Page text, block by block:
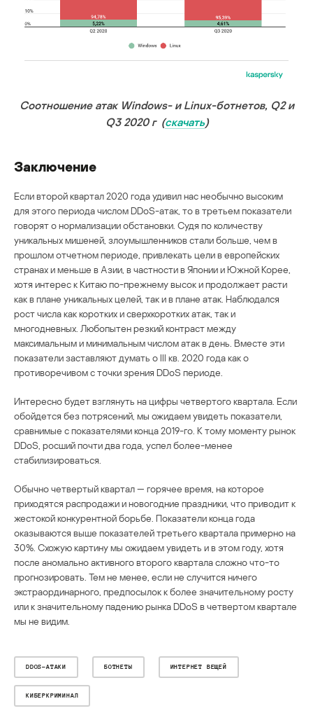
Соотношение атак Windows- и Linux-ботнетов, Q2 и
Q3 2020 г (скачать)
Заключение
Если второй квартал 2020 года удивил нас необычно высоким
для этого периода числом DDoS-атак, то в третьем показатели
говорят о нормализации обстановки. Судя по количеству
уникальных мишеней, злоумышленников стали больше, чем в
прошлом отчетном периоде, привлекать цели в европейских
странах и меньше в Азии, в частности в Японии и Южной Корее,
хотя интерес к Китаю по-прежнему высок и продолжает расти
как в плане уникальных целей, так и в плане атак. Наблюдался
рост числа как коротких и сверхкоротких атак, так и
многодневных. Любопытен резкий контраст между
максимальным и минимальным числом атак в день. Вместе эти
показатели заставляют думать о III кв. 2020 года как о
противоречивом с точки зрения DDoS периоде.
Интересно будет взглянуть на цифры четвертого квартала. Если
обойдется без потрясений, мы ожидаем увидеть показатели,
сравнимые с показателями конца 2019-го. К тому моменту рынок
DDoS, росший почти два года, успел более-менее
стабилизироваться.
Обычно четвертый квартал — горячее время, на которое
приходятся распродажи и новогодние праздники, что приводит к
жестокой конкурентной борьбе. Показатели конца года
оказываются выше показателей третьего квартала примерно на
30%. Схожую картину мы ожидаем увидеть и в этом году, хотя
после аномально активного второго квартала сложно что-то
прогнозировать. Тем не менее, если не случится ничего
экстраординарного, предпосылок к более значительному росту
или к значительному падению рынка DDoS в четвертом квартале
мы не видим.
DDOS-АТАКИ БОТНЕТЫ ИНТЕРНЕТ ВЕЩЕЙ
КИБЕРКРИМИНАЛ